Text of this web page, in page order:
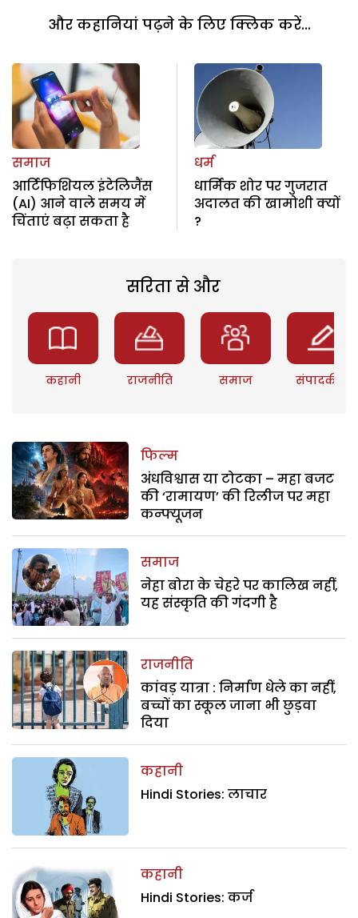
और कहानियां पढ़ने के लिए क्लिक करें...
समाज
आर्टिफिशियल इंटेलिजैंस
(AI) आने वाले समय में
चिंताएं बढ़ा सकता है
धर्म
धार्मिक शोर पर गुजरात
अदालत की खामोशी क्यों
?
सरिता से और
कहानी राजनीति समाज संपादकीय
फिल्म
अंधविश्वास या टोटका – महा बजट
की ‘रामायण’ की रिलीज पर महा
कन्फ्यूजन
समाज
नेहा बोरा के चेहरे पर कालिख नहीं,
यह संस्कृति की गंदगी है
राजनीति
कांवड़ यात्रा : निर्माण धेले का नहीं,
बच्चों का स्कूल जाना भी छुड़वा
दिया
कहानी
Hindi Stories: लाचार
कहानी
Hindi Stories: कर्ज